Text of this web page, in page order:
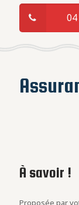
À savoir !
Proposée par